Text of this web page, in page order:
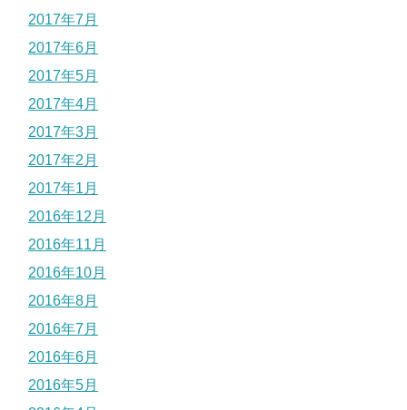
2017年7月
2017年6月
2017年5月
2017年4月
2017年3月
2017年2月
2017年1月
2016年12月
2016年11月
2016年10月
2016年8月
2016年7月
2016年6月
2016年5月